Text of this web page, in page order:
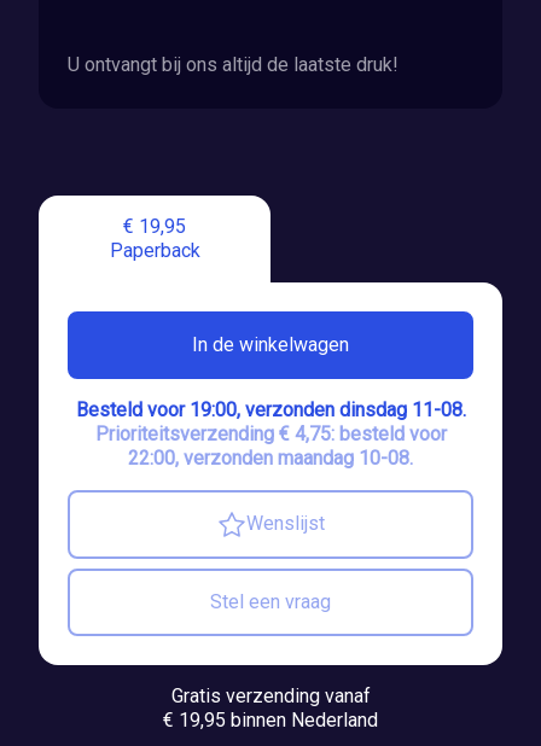
€ 19,95
Paperback
In de winkelwagen
Besteld voor 19:00, verzonden dinsdag 11-08.
Prioriteitsverzending € 4,75: besteld voor
22:00, verzonden maandag 10-08.
Wenslijst
Stel een vraag
Gratis verzending vanaf
€ 19,95 binnen Nederland
U ontvangt bij ons altijd de laatste druk!